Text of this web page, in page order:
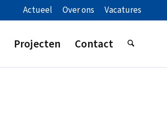
Actueel Over ons Vacatures
Projecten Contact